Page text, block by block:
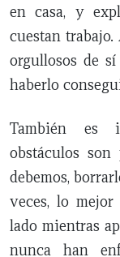
en casa, y
cuestan
orgullosos de
haberlo
También es
obstáculos
debemos,
veces, lo
lado mientras
nunca han